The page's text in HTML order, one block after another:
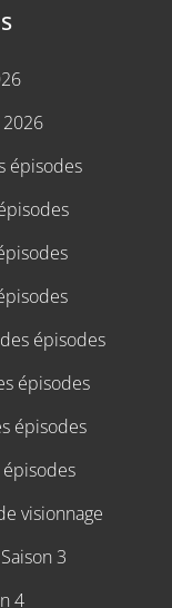
épisodes
épisodes
épisodes
épisodes
visionnage
3
4